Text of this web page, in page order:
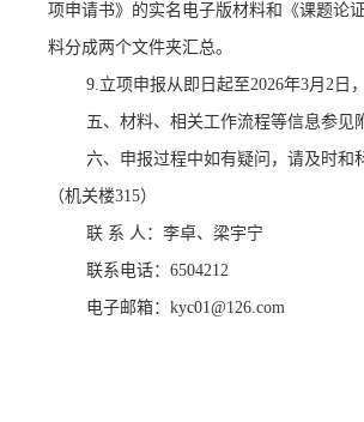
项申请书》的实名电子版材料和《课题论
料分成两个文件夹汇总。
9.立项申报从即日起至2026年3月2 日
五、材料、相关工作流程等信息参见
六、申报过程中如有疑问，请及时和
（机关楼315）
联 系 人：李卓、梁宇宁
联系电话：6504212
电子邮箱：kyc01@126.com